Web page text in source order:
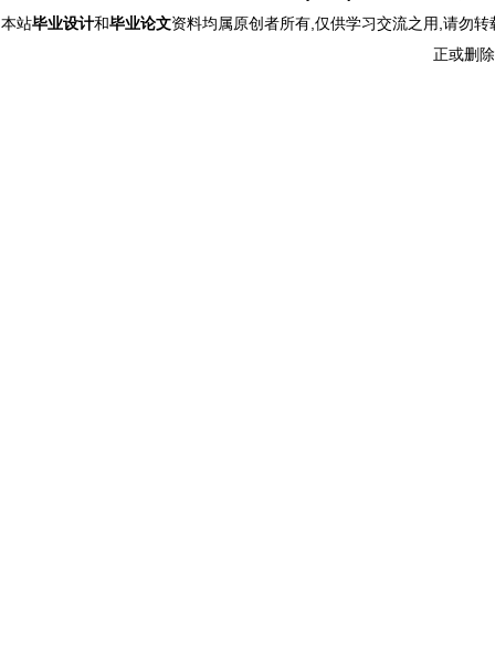
本站毕业设计和毕业论文资料均属原创者所有,仅供学习交流之用,请勿
正或删